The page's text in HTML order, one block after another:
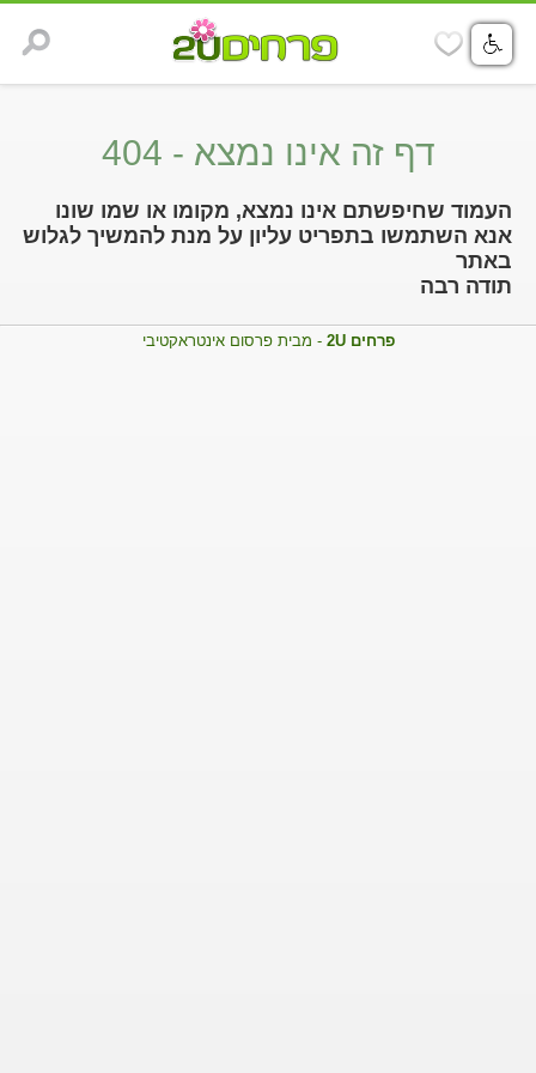
דף זה אינו נמצא - 404
העמוד שחיפשתם אינו נמצא, מקומו או שמו שונו
אנא השתמשו בתפריט עליון על מנת להמשיך לגלוש
באתר
תודה רבה
פרחים 2U - מבית פרסום אינטראקטיבי